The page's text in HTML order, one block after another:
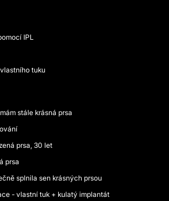
IPL
tuku
stále krásná prsa
prsa, 30 let
prsa
splnila sen krásných prsou
- vlastní tuk + kulatý implantát